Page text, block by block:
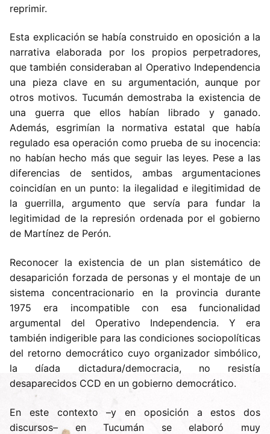
reprimir.
Esta explicación se había construido en oposición a la
narrativa elaborada por los propios perpetradores,
que también consideraban al Operativo Independencia
una pieza clave en su argumentación, aunque por
otros motivos. Tucumán demostraba la existencia de
una guerra que ellos habían librado y ganado.
Además, esgrimían la normativa estatal que había
regulado esa operación como prueba de su inocencia:
no habían hecho más que seguir las leyes. Pese a las
diferencias de sentidos, ambas argumentaciones
coincidían en un punto: la ilegalidad e ilegitimidad de
la guerrilla, argumento que servía para fundar la
legitimidad de la represión ordenada por el gobierno
de Martínez de Perón.
Reconocer la existencia de un plan sistemático de
desaparición forzada de personas y el montaje de un
sistema concentracionario en la provincia durante
1975 era incompatible con esa funcionalidad
argumental del Operativo Independencia. Y era
también indigerible para las condiciones sociopolíticas
del retorno democrático cuyo organizador simbólico,
la díada dictadura/democracia, no resistía
desaparecidos CCD en un gobierno democrático.
En este contexto –y en oposición a estos dos
discursos– en Tucumán se elaboró muy